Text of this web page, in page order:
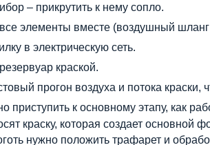
– прикрутить к нему сопло.
элементы вместе (воздушный
в электрическую сеть.
краской.
прогон воздуха и потока
приступить к основному этапу, как
краску, которая создает основной
нужно положить трафарет и